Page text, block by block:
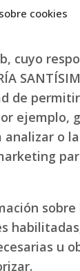
cookies
cuyo
de
ejemplo,
o
sobre
u